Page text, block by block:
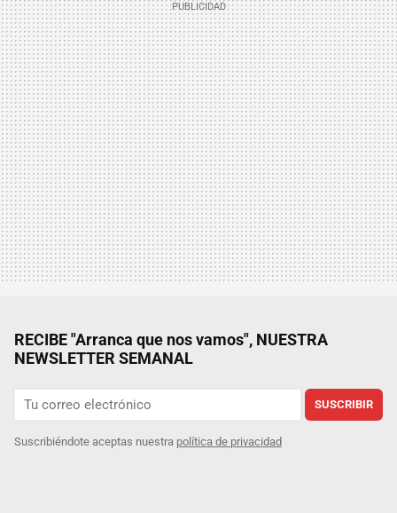
RECIBE "Arranca que nos vamos", NUESTRA
NEWSLETTER SEMANAL
SUSCRIBIR
Suscribiéndote aceptas nuestra política de privacidad